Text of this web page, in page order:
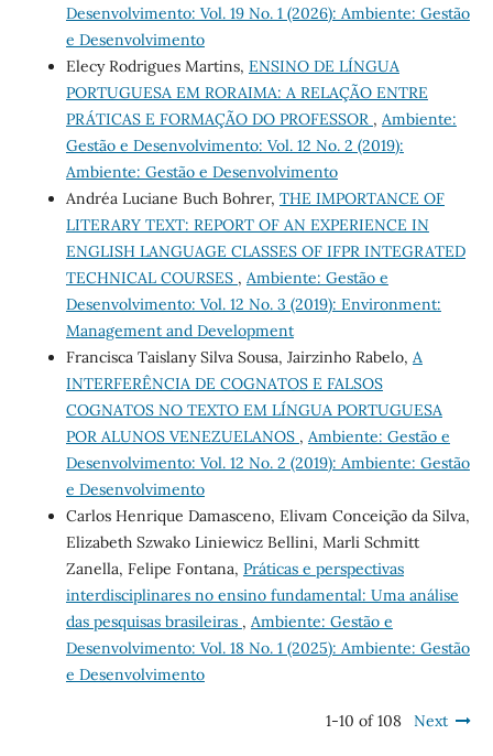
Desenvolvimento: Vol. 19 No. 1 (2026): Ambiente: Gestão
e Desenvolvimento
Elecy Rodrigues Martins, ENSINO DE LÍNGUA
PORTUGUESA EM RORAIMA: A RELAÇÃO ENTRE
PRÁTICAS E FORMAÇÃO DO PROFESSOR , Ambiente:
Gestão e Desenvolvimento: Vol. 12 No. 2 (2019):
Ambiente: Gestão e Desenvolvimento
Andréa Luciane Buch Bohrer, THE IMPORTANCE OF
LITERARY TEXT: REPORT OF AN EXPERIENCE IN
ENGLISH LANGUAGE CLASSES OF IFPR INTEGRATED
TECHNICAL COURSES , Ambiente: Gestão e
Desenvolvimento: Vol. 12 No. 3 (2019): Environment:
Management and Development
Francisca Taislany Silva Sousa, Jairzinho Rabelo, A
INTERFERÊNCIA DE COGNATOS E FALSOS
COGNATOS NO TEXTO EM LÍNGUA PORTUGUESA
POR ALUNOS VENEZUELANOS , Ambiente: Gestão e
Desenvolvimento: Vol. 12 No. 2 (2019): Ambiente: Gestão
e Desenvolvimento
Carlos Henrique Damasceno, Elivam Conceição da Silva,
Elizabeth Szwako Liniewicz Bellini, Marli Schmitt
Zanella, Felipe Fontana, Práticas e perspectivas
interdisciplinares no ensino fundamental: Uma análise
das pesquisas brasileiras , Ambiente: Gestão e
Desenvolvimento: Vol. 18 No. 1 (2025): Ambiente: Gestão
e Desenvolvimento
1-10 of 108 Next